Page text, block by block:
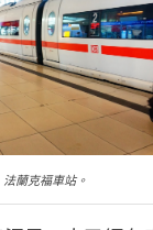
法蘭克福車站。